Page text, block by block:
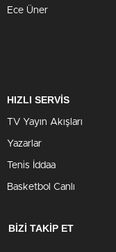
Ece Üner
HIZLI SERVİS
TV Yayın Akışları
Yazarlar
Tenis İddaa
Basketbol Canlı
BİZİ TAKİP ET